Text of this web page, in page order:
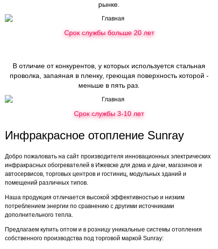
рынке.
Срок службы больше 20 лет
В отличие от конкурентов, у которых используется стальная
проволка, запаяная в пленку, греющая поверхность которой -
меньше в пять раз.
Срок службы 3-10 лет
Инфракрасное отопление Sunray
Добро пожаловать на сайт производителя инновационных электрических
инфракрасных обогревателей в Ижевске для дома и дачи, магазинов и
автосервисов, торговых центров и гостиниц, модульных зданий и
помещений различных типов.
Наша продукция отличается высокой эффективностью и низким
потреблением энергии по сравнению с другими источниками
дополнительного тепла.
Предлагаем купить оптом и в розницу уникальные системы отопления
собственного производства под торговой маркой Sunray: